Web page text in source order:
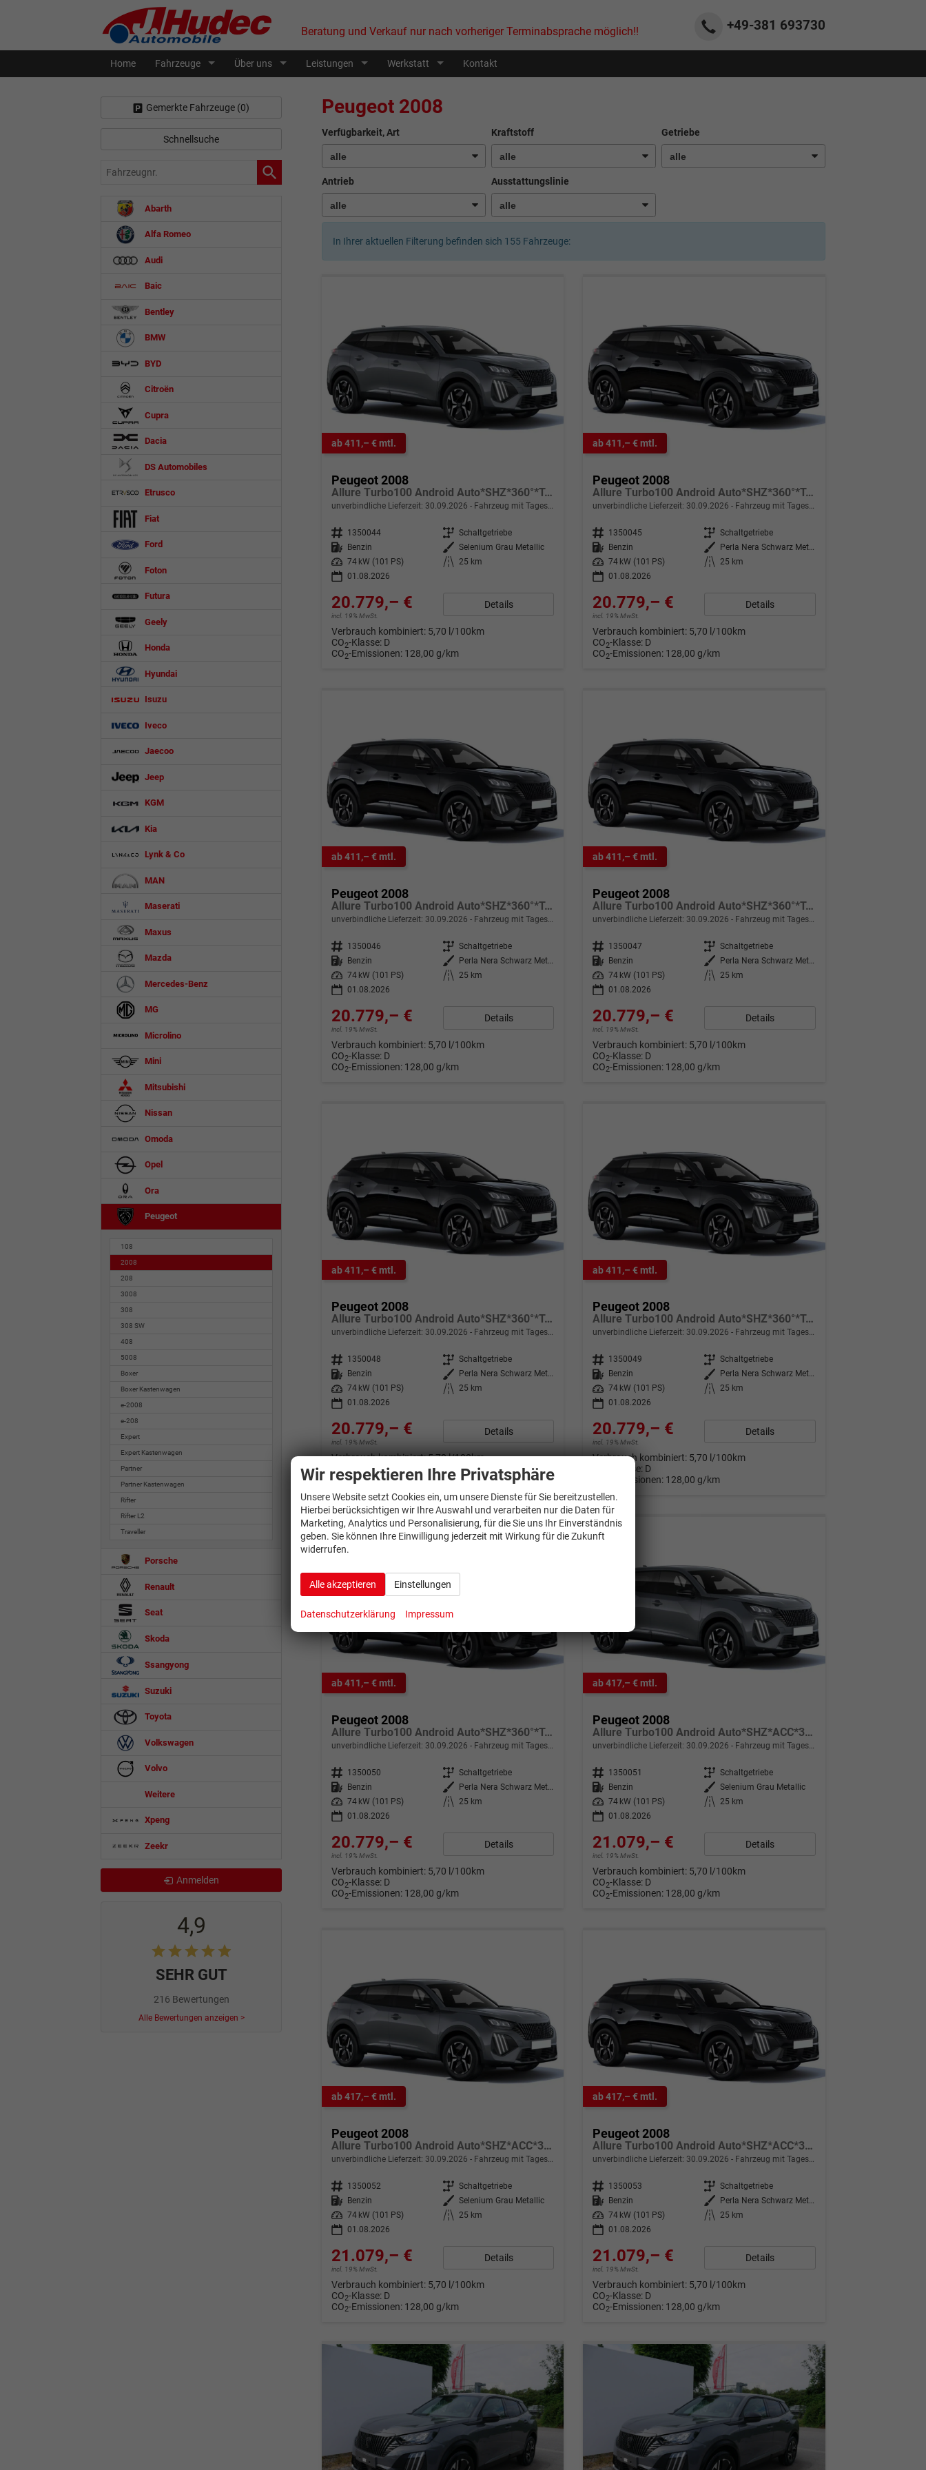
+49-381 693730
Beratung und Verkauf nur nach vorheriger Terminabsprache möglich!!
Home Fahrzeuge Über uns Leistungen Werkstatt Kontakt
Peugeot 2008
Verfügbarkeit, Art Kraftstoff Getriebe
Antrieb Ausstattungslinie
In Ihrer aktuellen Filterung befinden sich 155 Fahrzeuge:
ab 411,– € mtl.
Peugeot 2008
Allure Turbo100 Android Auto*SHZ*360°*Totwinkel*Klimaauto
unverbindliche Lieferzeit: 30.09.2026 Fahrzeug mit Tageszulassung
Fahrzeugnr. 1350044 Getriebe Schaltgetriebe
Kraftstoff
Benzin Außenfarbe Selenium Grau Metallic
Leistung
74 kW (101 PS) Kilometerstand 25 km
01.08.2026
20.779,– €
incl. 19% MwSt.
Details
Verbrauch kombiniert: 5,70 l/100km
CO2-Klasse: D
CO2-Emissionen: 128,00 g/km
ab 411,– € mtl.
Peugeot 2008
Allure Turbo100 Android Auto*SHZ*360°*Totwinkel*Klimaauto
unverbindliche Lieferzeit: 30.09.2026 Fahrzeug mit Tageszulassung
Fahrzeugnr. 1350045 Getriebe Schaltgetriebe
Kraftstoff
Benzin Außenfarbe
Perla Nera Schwarz Metallic
Leistung
74 kW (101 PS) Kilometerstand 25 km
01.08.2026
20.779,– €
incl. 19% MwSt.
Details
Verbrauch kombiniert: 5,70 l/100km
CO2-Klasse: D
CO2-Emissionen: 128,00 g/km
ab 411,– € mtl.
Peugeot 2008
Allure Turbo100 Android Auto*SHZ*360°*Totwinkel*Klimaauto
unverbindliche Lieferzeit: 30.09.2026 Fahrzeug mit Tageszulassung
Fahrzeugnr. 1350046 Getriebe Schaltgetriebe
Kraftstoff Benzin Außenfarbe
Perla Nera Schwarz Metallic
Leistung
74 kW (101 PS) Kilometerstand
25 km
01.08.2026
20.779,– €
incl. 19% MwSt.
Details
Verbrauch kombiniert: 5,70 l/100km
CO2-Klasse: D
CO2-Emissionen: 128,00 g/km
ab 411,– € mtl.
Peugeot 2008
Allure Turbo100 Android Auto*SHZ*360°*Totwinkel*Klimaauto
unverbindliche Lieferzeit: 30.09.2026 Fahrzeug mit Tageszulassung
Fahrzeugnr. 1350047 Getriebe Schaltgetriebe
Kraftstoff Benzin Außenfarbe
Leistung
74 kW (101 PS) Kilometerstand
25 km
01.08.2026
20.779,– €
incl. 19% MwSt.
Details
Verbrauch kombiniert: 5,70 l/100km
CO2-Klasse: D
CO2-Emissionen: 128,00 g/km
ab 411,– € mtl.
Peugeot 2008
Allure Turbo100 Android Auto*SHZ*360°*Totwinkel*Klimaauto
unverbindliche Lieferzeit: 30.09.2026 Fahrzeug mit Tageszulassung
Fahrzeugnr. 1350048 Getriebe Schaltgetriebe
Kraftstoff
Benzin Außenfarbe
Perla Nera Schwarz Metallic
Leistung
74 kW (101 PS) Kilometerstand
25 km
01.08.2026
20.779,– €
incl. 19% MwSt.
Details
Verbrauch kombiniert:5,70 l/100km
CO 2-Klasse:D
CO2-Emissionen: 128,00 g/km
ab 411,– € mtl.
Peugeot 2008
Allure Turbo100 Android Auto*SHZ*360°*Totwinkel*Klimaauto
unverbindliche Lieferzeit: 30.09.2026 Fahrzeug mit Tageszulassung
Fahrzeugnr. 1350049 Getriebe Schaltgetriebe
Kraftstoff
Benzin Außenfarbe
Perla Nera Schwarz Metallic
Leistung
74 kW (101 PS) Kilometerstand
25 km
01.08.2026
20.779,– €
incl. 19% MwSt.
Details
Verbrauch kombiniert: 5,70 l/100km
-Klasse: D
-Emissionen: 128,00 g/km
ab 411,– € mtl.
Peugeot 2008
Allure Turbo100 Android Auto*SHZ*360°*Totwinkel*Klimaauto
unverbindliche Lieferzeit: 30.09.2026 Fahrzeug mit Tageszulassung
Fahrzeugnr. 1350050 Getriebe Schaltgetriebe
Kraftstoff
Benzin Außenfarbe
Perla Nera Schwarz Metallic
Leistung
74 kW (101 PS) Kilometerstand 25 km
01.08.2026
20.779,– €
incl. 19% MwSt.
Details
Verbrauch kombiniert: 5,70 l/100km
CO2-Klasse: D
CO2-Emissionen: 128,00 g/km
ab 417,– € mtl.
Peugeot 2008
Allure Turbo100 Android Auto*SHZ*ACC*360°*Totwinkel*Klimaauto
unverbindliche Lieferzeit: 30.09.2026 Fahrzeug mit Tageszulassung
Fahrzeugnr. 1350051 Getriebe Schaltgetriebe
Kraftstoff
Benzin Außenfarbe Selenium Grau Metallic
Leistung
74 kW (101 PS) Kilometerstand 25 km
01.08.2026
21.079,– €
incl. 19% MwSt.
Details
Verbrauch kombiniert: 5,70 l/100km
CO2-Klasse: D
CO2-Emissionen: 128,00 g/km
ab 417,– € mtl.
Peugeot 2008
Allure Turbo100 Android Auto*SHZ*ACC*360°*Totwinkel*Klimaauto
unverbindliche Lieferzeit: 30.09.2026 Fahrzeug mit Tageszulassung
Fahrzeugnr. 1350052 Getriebe Schaltgetriebe
Kraftstoff Benzin Außenfarbe Selenium Grau Metallic
Leistung
74 kW (101 PS) Kilometerstand
25 km
01.08.2026
21.079,– €
incl. 19% MwSt.
Details
Verbrauch kombiniert: 5,70 l/100km
CO2-Klasse: D
CO2-Emissionen: 128,00 g/km
ab 417,– € mtl.
Peugeot 2008
Allure Turbo100 Android Auto*SHZ*ACC*360°*Totwinkel*Klimaauto
unverbindliche Lieferzeit: 30.09.2026 Fahrzeug mit Tageszulassung
Fahrzeugnr. 1350053 Getriebe Schaltgetriebe
Kraftstoff Benzin Außenfarbe
Leistung
74 kW (101 PS) Kilometerstand
25 km
01.08.2026
21.079,– €
incl. 19% MwSt.
Details
Verbrauch kombiniert: 5,70 l/100km
CO2-Klasse: D
CO2-Emissionen: 128,00 g/km
Gemerkte Fahrzeuge (0)
Schnellsuche
Fahrzeugnr.
Abarth
Alfa Romeo
Audi
Baic
Bentley
BMW
BYD
Citroën
Cupra
Dacia
DS Automobiles
Etrusco
Fiat
Ford
Foton
Futura
Geely
Honda
Hyundai
Isuzu
Iveco
Jaecoo
Jeep
KGM
Kia
Lynk & Co
MAN
Maserati
Maxus
Mazda
Mercedes-Benz
MG
Microlino
Mini
Mitsubishi
Nissan
Omoda
Opel
Ora
Peugeot
108
2008
208
3008
308
308 SW
408
5008
Boxer
Boxer Kastenwagen
e-2008
e-208
Expert
Expert Kastenwagen
Partner
Partner Kastenwagen
Rifter
Rifter L2
Traveller
Porsche
Renault
Seat
Skoda
Ssangyong
Suzuki
Toyota
Volkswagen
Volvo
Weitere
Xpeng
Zeekr
Anmelden
4,9
SEHR GUT
216 Bewertungen
Alle Bewertungen anzeigen >
Wir respektieren Ihre Privatsphäre
Unsere Website setzt Cookies ein, um unsere Dienste für Sie bereitzustellen.
Hierbei berücksichtigen wir Ihre Auswahl und verarbeiten nur die Daten für
Marketing, Analytics und Personalisierung, für die Sie uns Ihr Einverständnis
geben. Sie können Ihre Einwilligung jederzeit mit Wirkung für die Zukunft
widerrufen.
Alle akzeptieren Einstellungen
Datenschutzerklärung Impressum